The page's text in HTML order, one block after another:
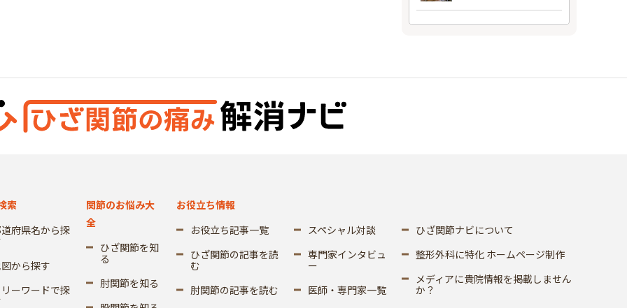
索
府県名から探
から探す
ーワードで探
関節のお悩み大
全
ひざ関節を知
る
肘関節を知る
お役立ち情報
お役立ち記事一覧
ひざ関節の記事を読
む
肘関節の記事を読む
スペシャル対談
専門家インタビュ
ー
医師・専門家一覧
ひざ関節ナビについて
整形外科に特化 ホームページ制作
メディアに貴院情報を掲載しません
か？